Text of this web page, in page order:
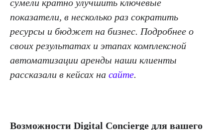
сумели кратно улучшить ключевые
показатели, в несколько раз сократить
ресурсы и бюджет на бизнес. Подробнее о
своих результатах и этапах комплексной
автоматизации аренды наши клиенты
рассказали в кейсах на сайте.
Возможности Digital Concierge для вашего